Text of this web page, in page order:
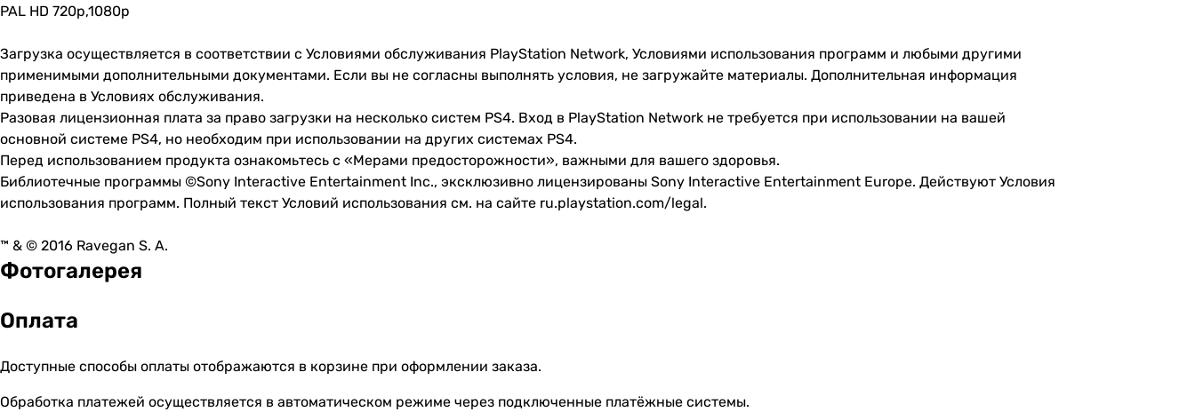
PAL HD 720p,1080p
Загрузка осуществляется в соответствии с Условиями обслуживания PlayStation Network, Условиями использования программ и любыми другими
применимыми дополнительными документами. Если вы не согласны выполнять условия, не загружайте материалы. Дополнительная информация
приведена в Условиях обслуживания.
Разовая лицензионная плата за право загрузки на несколько систем PS4. Вход в PlayStation Network не требуется при использовании на вашей
основной системе PS4, но необходим при использовании на других системах PS4.
Перед использованием продукта ознакомьтесь с «Мерами предосторожности», важными для вашего здоровья.
Библиотечные программы ©Sony Interactive Entertainment Inc., эксклюзивно лицензированы Sony Interactive Entertainment Europe. Действуют Условия
использования программ. Полный текст Условий использования см. на сайте ru.playstation.com/legal.
™ & © 2016 Ravegan S. A.
Фотогалерея
Оплата
Доступные способы оплаты отображаются в корзине при оформлении заказа.
Обработка платежей осуществляется в автоматическом режиме через подключенные платёжные системы.